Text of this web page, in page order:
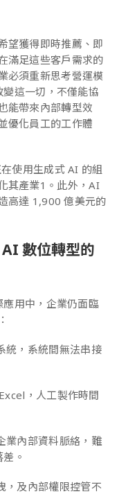
望獲得即時推薦、即
滿足這些客戶需求的
必須重新思考營運模
這一切，不僅能協
能帶來內部轉型效
優化員工的工作體
使用生成式 AI 的組
其產業1 。此外，AI
高達 1,900 億美元的
數位轉型的
用中，企業仍面臨
統，系統間無法串接
，人工製作時間
業內部資料脈絡，難
。
，及內部權限控管不